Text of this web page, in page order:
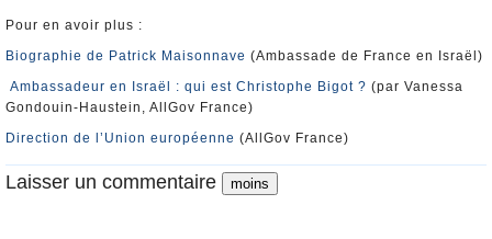
Pour en avoir plus :
Biographie de Patrick Maisonnave (Ambassade de France en Israël)
Ambassadeur en Israël : qui est Christophe Bigot ? (par Vanessa
Gondouin-Haustein, AllGov France)
Direction de l’Union européenne (AllGov France)
Laisser un commentaire